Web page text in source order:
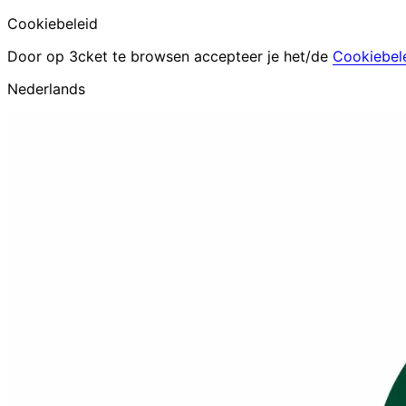
Cookiebeleid
Door op 3cket te browsen accepteer je het/de
Nederlands